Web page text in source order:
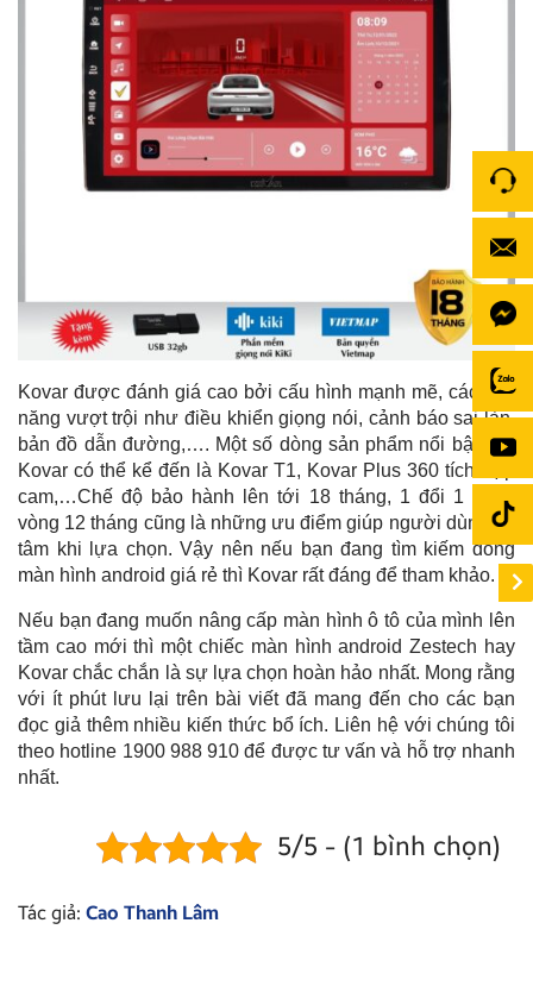
Kovar được đánh giá cao bởi cấu hình mạnh mẽ, các tính
năng vượt trội như điều khiển giọng nói, cảnh báo sai làn,
bản đồ dẫn đường,…. Một số dòng sản phẩm nổi bật của
Kovar có thể kể đến là Kovar T1, Kovar Plus 360 tích hợp
cam,…Chế độ bảo hành lên tới 18 tháng, 1 đổi 1 trong
vòng 12 tháng cũng là những ưu điểm giúp người dùng an
tâm khi lựa chọn. Vậy nên nếu bạn đang tìm kiếm dòng
màn hình android giá rẻ thì Kovar rất đáng để tham khảo.
Nếu bạn đang muốn nâng cấp màn hình ô tô của mình lên
tầm cao mới thì một chiếc màn hình android Zestech hay
Kovar chắc chắn là sự lựa chọn hoàn hảo nhất. Mong rằng
với ít phút lưu lại trên bài viết đã mang đến cho các bạn
đọc giả thêm nhiều kiến thức bổ ích. Liên hệ với chúng tôi
theo hotline 1900 988 910 để được tư vấn và hỗ trợ nhanh
nhất.
5/5 - (1 bình chọn)
Tác giả: Cao Thanh Lâm